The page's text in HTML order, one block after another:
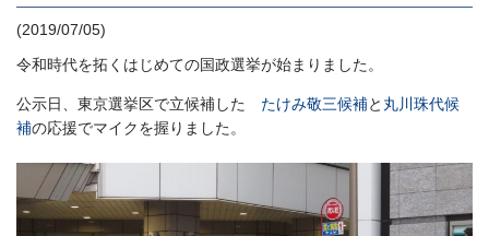
(2019/07/05)
令和時代を拓くはじめての国政選挙が始まりました。
公示日、東京選挙区で立候補した たけみ敬三候補と 丸川珠代候
補の応援でマイクを握りました。